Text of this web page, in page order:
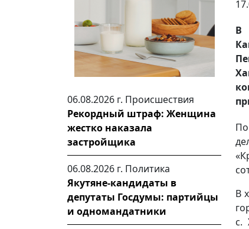
06.08.2026 г. Происшествия
Рекордный штраф: Женщина
жестко наказала
застройщика
06.08.2026 г. Политика
Якутяне-кандидаты в
депутаты Госдумы: партийцы
и одномандатники
В
В
с.